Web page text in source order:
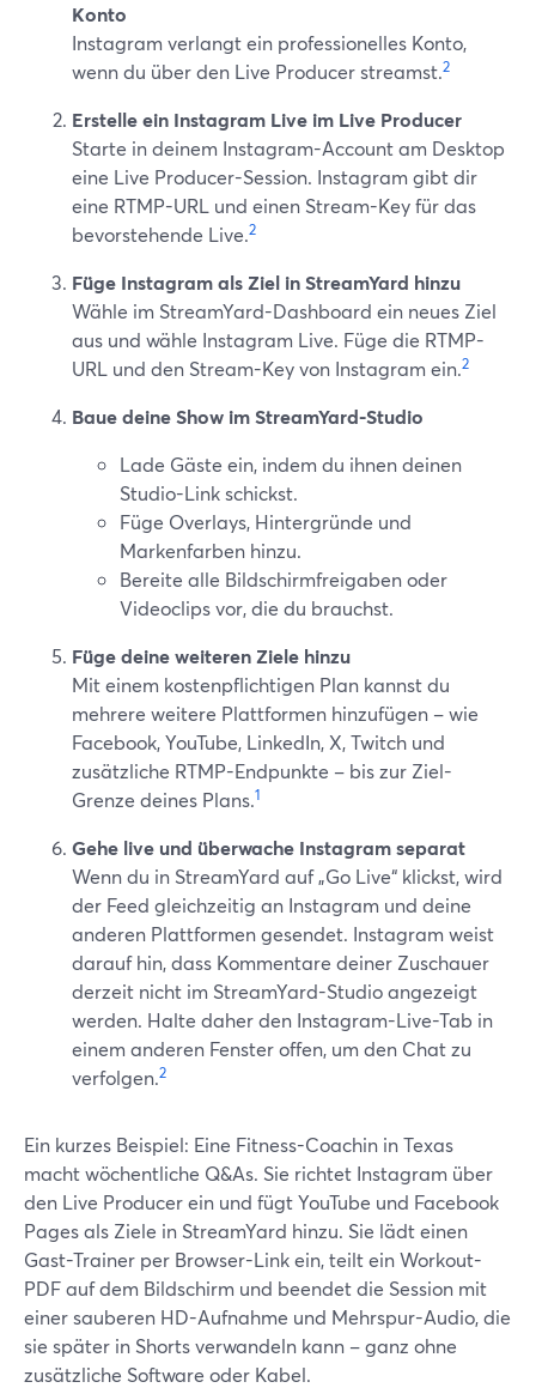
Konto
Instagram verlangt ein professionelles Konto,
wenn du über den Live Producer streamst.2
Erstelle ein Instagram Live im Live Producer
Starte in deinem Instagram-Account am Desktop
eine Live Producer-Session. Instagram gibt dir
eine RTMP-URL und einen Stream-Key für das
bevorstehende Live.2
Füge Instagram als Ziel in StreamYard hinzu
Wähle im StreamYard-Dashboard ein neues Ziel
aus und wähle Instagram Live. Füge die RTMP-
URL und den Stream-Key von Instagram ein.2
Baue deine Show im StreamYard-Studio
Lade Gäste ein, indem du ihnen deinen
Studio-Link schickst.
Füge Overlays, Hintergründe und
Markenfarben hinzu.
Bereite alle Bildschirmfreigaben oder
Videoclips vor, die du brauchst.
Füge deine weiteren Ziele hinzu
Mit einem kostenpflichtigen Plan kannst du
mehrere weitere Plattformen hinzufügen – wie
Facebook, YouTube, LinkedIn, X, Twitch und
zusätzliche RTMP-Endpunkte – bis zur Ziel-
Grenze deines Plans.1
Gehe live und überwache Instagram separat
Wenn du in StreamYard auf „Go Live“ klickst, wird
der Feed gleichzeitig an Instagram und deine
anderen Plattformen gesendet. Instagram weist
darauf hin, dass Kommentare deiner Zuschauer
derzeit nicht im StreamYard-Studio angezeigt
werden. Halte daher den Instagram-Live-Tab in
einem anderen Fenster offen, um den Chat zu
verfolgen.2
Ein kurzes Beispiel: Eine Fitness-Coachin in Texas
macht wöchentliche Q&As. Sie richtet Instagram über
den Live Producer ein und fügt YouTube und Facebook
Pages als Ziele in StreamYard hinzu. Sie lädt einen
Gast-Trainer per Browser-Link ein, teilt ein Workout-
PDF auf dem Bildschirm und beendet die Session mit
einer sauberen HD-Aufnahme und Mehrspur-Audio, die
sie später in Shorts verwandeln kann – ganz ohne
zusätzliche Software oder Kabel.